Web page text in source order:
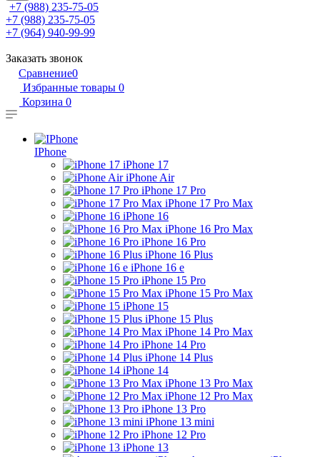
+7 (988) 235-75-05
+7 (988) 235-75-05
+7 (964) 940-99-99
Заказать звонок
Сравнение0
Избранные товары 0
Корзина 0
IPhone
iPhone 17
iPhone Air
iPhone 17 Pro
iPhone 17 Pro Max
iPhone 16
iPhone 16 Pro Max
iPhone 16 Pro
iPhone 16 Plus
iPhone 16 e
iPhone 15 Pro
iPhone 15 Pro Max
iPhone 15
iPhone 15 Plus
iPhone 14 Pro Max
iPhone 14 Pro
iPhone 14 Plus
iPhone 14
iPhone 13 Pro Max
iPhone 12 Pro Max
iPhone 13 Pro
iPhone 13 mini
iPhone 12 Pro
iPhone 13